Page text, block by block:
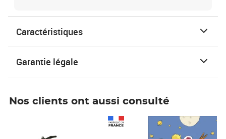
Caractéristiques
Garantie légale
Nos clients ont aussi consulté
Prix 7,50€